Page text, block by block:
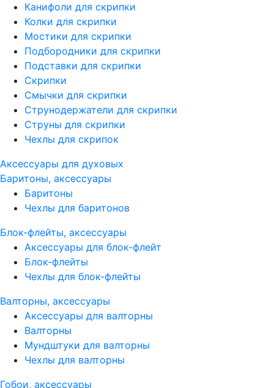
Канифоли для скрипки
Колки для скрипки
Мостики для скрипки
Подбородники для скрипки
Подставки для скрипки
Скрипки
Смычки для скрипки
Струнодержатели для скрипки
Струны для скрипки
Чехлы для скрипок
Аксессуары для духовых
Баритоны, аксессуары
Баритоны
Чехлы для баритонов
Блок-флейты, аксессуары
Аксессуары для блок-флейт
Блок-флейты
Чехлы для блок-флейты
Валторны, аксессуары
Аксессуары для валторны
Валторны
Мундштуки для валторны
Чехлы для валторны
Гобои, аксессуары